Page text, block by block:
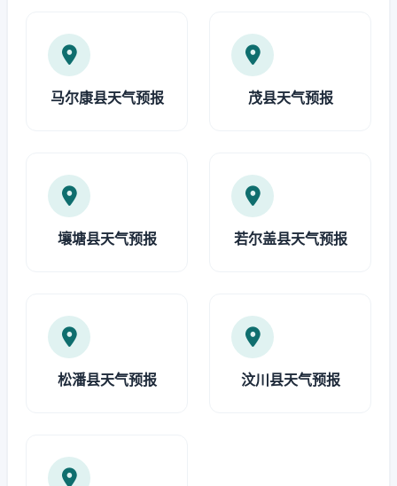
马尔康县天气预报 茂县天气预报
壤塘县天气预报 若尔盖县天气预报
松潘县天气预报 汶川县天气预报